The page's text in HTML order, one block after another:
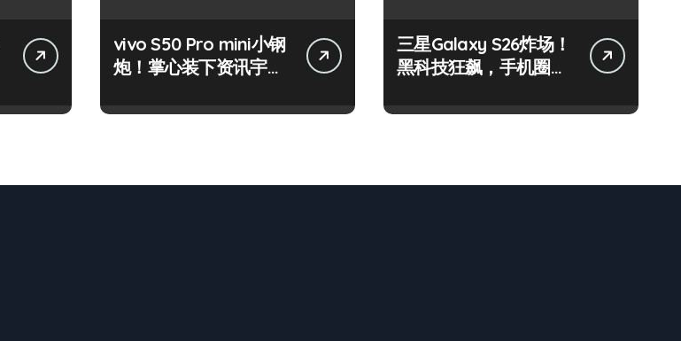
vivo S50 Pro mini小钢
炮！掌心装下资讯宇
三星Galaxy S26炸场！
黑科技狂飙，手机圈要